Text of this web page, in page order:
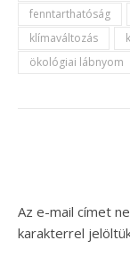
fenntarthatóság
klímaváltozás
ökológiai lábnyom
Az e-mail címet
karakterrel